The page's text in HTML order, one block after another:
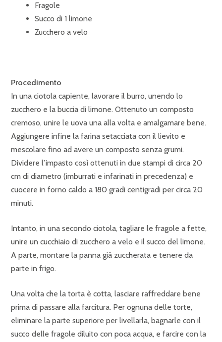
Fragole
Succo di 1 limone
Zucchero a velo
Procedimento
In una ciotola capiente, lavorare il burro, unendo lo
zucchero e la buccia di limone. Ottenuto un composto
cremoso, unire le uova una alla volta e amalgamare bene.
Aggiungere infine la farina setacciata con il lievito e
mescolare fino ad avere un composto senza grumi.
Dividere l’impasto così ottenuti in due stampi di circa 20
cm di diametro (imburrati e infarinati in precedenza) e
cuocere in forno caldo a 180 gradi centigradi per circa 20
minuti.
Intanto, in una secondo ciotola, tagliare le fragole a fette,
unire un cucchiaio di zucchero a velo e il succo del limone.
A parte, montare la panna già zuccherata e tenere da
parte in frigo.
Una volta che la torta è cotta, lasciare raffreddare bene
prima di passare alla farcitura. Per ognuna delle torte,
eliminare la parte superiore per livellarla, bagnarle con il
succo delle fragole diluito con poca acqua, e farcire con la